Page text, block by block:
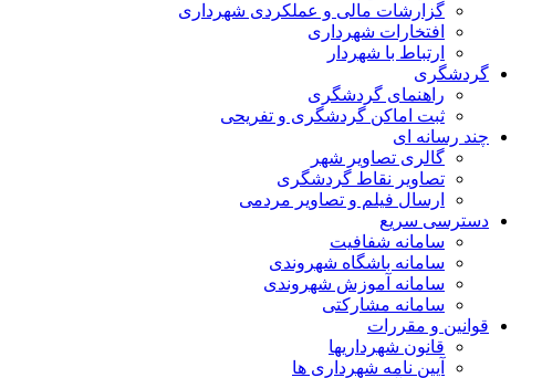
گزارشات مالی و عملکردی شهرداری
افتخارات شهرداری
ارتباط با شهردار
گردشگری
راهنمای گردشگری
ثبت اماکن گردشگری و تفریحی
چند رسانه ای
گالری تصاویر شهر
تصاویر نقاط گردشگری
ارسال فیلم و تصاویر مردمی
دسترسی سریع
سامانه شفافیت
سامانه باشگاه شهروندی
سامانه آموزش شهروندی
سامانه مشارکتی
قوانین و مقررات
قانون شهرداریها
آیین نامه شهرداری ها